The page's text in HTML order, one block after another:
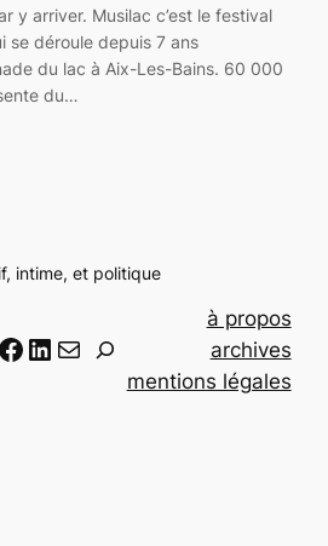
y arriver. Musilac c’est le festival
se déroule depuis 7 ans
du lac à Aix-Les-Bains. 60 000
du…
intime, et politique
Facebook LinkedIn Email
à propos
archives
mentions légales